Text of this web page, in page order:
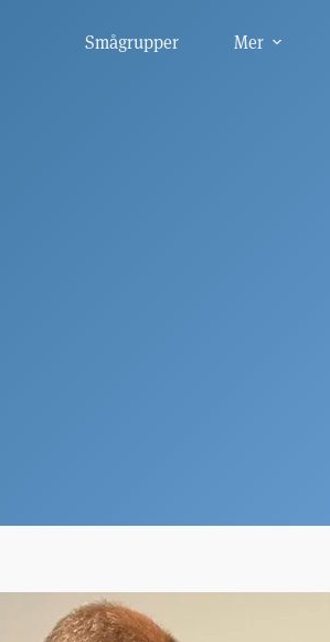
Smågrupper Mer